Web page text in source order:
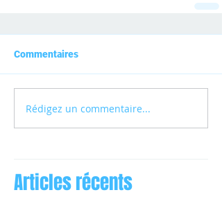
Commentaires
Rédigez un commentaire...
Articles récents